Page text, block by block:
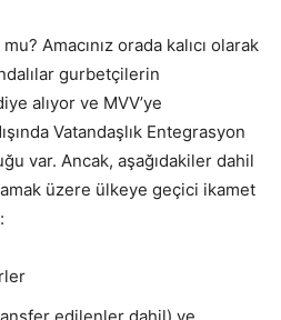
Amacınız orada kalıcı olarak
gurbetçilerin
alıyor ve MVV’ye
Vatandaşlık Entegrasyon
var. Ancak, aşağıdakiler dahil
üzere ülkeye geçici ikamet